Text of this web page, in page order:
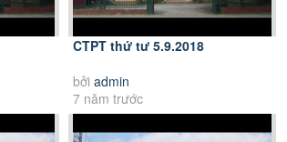
CTPT thứ tư 5.9.2018
bởi admin
7 năm trước